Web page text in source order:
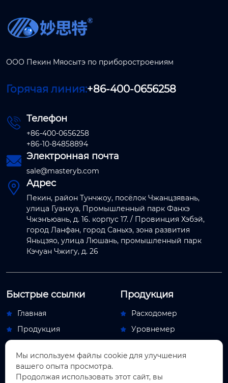
ООО Пекин Мяосытэ по приборостроениям
Горячая линия:+86-400-0656258
 Телефон
+86-400-0656258
+86-10-84858894
 Электронная почта
sale@masteryb.com
 Адрес
Пекин, район Тунчжоу, посёлок Чжанцзявань,
улица Гуанхуа, Промышленный парк Фанхэ
Чжэнъюань, д. 16. корпус 17. / Провинция Хэбэй,
город Ланфан, город Саньхэ, зона развития
Яньцзяо, улица Люшань, промышленный парк
Кэчуан Чжигу, д. 26
Быстрые ссылки
 Главная
 Продукция

О Hас
Контакты
Продукция
 Расходомер
 Уровнемер
Обдувочный аппарат
 Индикаторный прибор
Мы используем файлы cookie для улучшения
вашего опыта просмотра.
Продолжая использовать этот сайт, вы